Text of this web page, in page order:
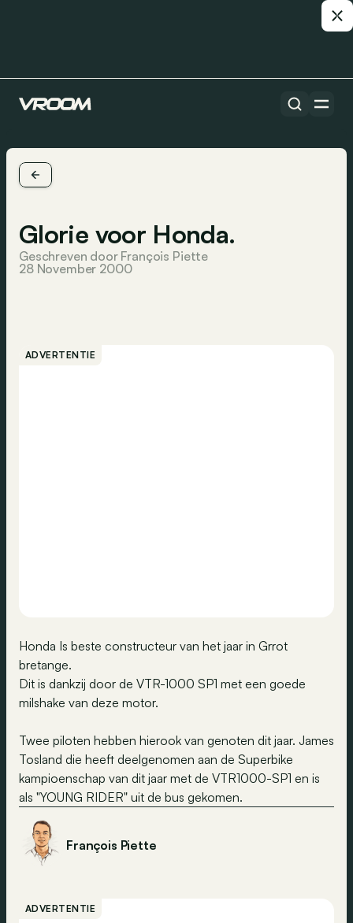
Glorie voor Honda.
Geschreven door François Piette
28 November 2000
ADVERTENTIE
Honda Is beste constructeur van het jaar in Grrot
bretange.
Dit is dankzij door de VTR-1000 SP1 met een goede
milshake van deze motor.
Twee piloten hebben hierook van genoten dit jaar. James
Tosland die heeft deelgenomen aan de Superbike
kampioenschap van dit jaar met de VTR1000-SP1 en is
als "YOUNG RIDER" uit de bus gekomen.
François Piette
ADVERTENTIE